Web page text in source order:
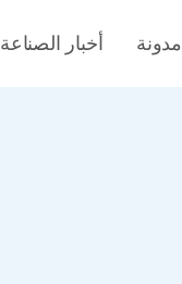
مدونة أخبار الصناعة